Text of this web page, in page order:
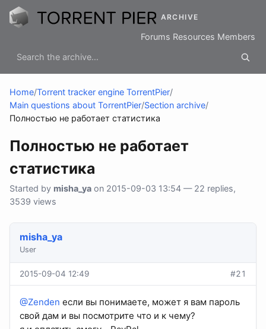
ARCHIVE
Forums Resources Members
Home/Torrent tracker engine TorrentPier/
Main questions about TorrentPier/Section archive/
Полностью не работает статистика
Полностью не работает
статистика
Started by misha_ya on 2015-09-03 13:54 — 22 replies,
3539 views
misha_ya
User
2015-09-04 12:49 #21
@Zenden если вы понимаете, может я вам пароль
свой дам и вы посмотрите что и к чему?